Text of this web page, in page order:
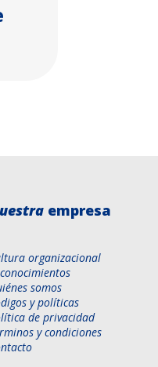
empresa
organizacional
somos
y políticas
de privacidad
y condiciones